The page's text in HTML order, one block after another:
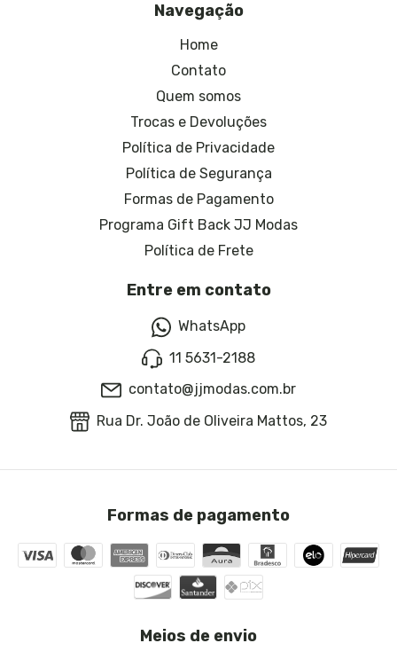
Navegação
Home
Contato
Quem somos
Trocas e Devoluções
Política de Privacidade
Política de Segurança
Formas de Pagamento
Programa Gift Back JJ Modas
Política de Frete
Entre em contato
WhatsApp
11 5631-2188
contato@jjmodas.com.br
Rua Dr. João de Oliveira Mattos, 23
Formas de pagamento
Meios de envio